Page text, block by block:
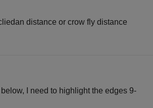
distance or crow fly distance
I need to highlight the edges 9-